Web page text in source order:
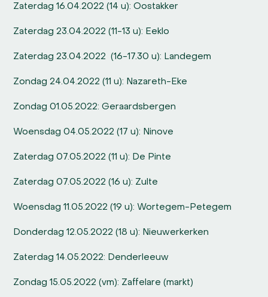
Zaterdag 16.04.2022 (14 u): Oostakker
Zaterdag 23.04.2022 (11-13 u): Eeklo
Zaterdag 23.04.2022 (16-17.30 u): Landegem
Zondag 24.04.2022 (11 u): Nazareth-Eke
Zondag 01.05.2022: Geraardsbergen
Woensdag 04.05.2022 (17 u): Ninove
Zaterdag 07.05.2022 (11 u): De Pinte
Zaterdag 07.05.2022 (16 u): Zulte
Woensdag 11.05.2022 (19 u): Wortegem-Petegem
Donderdag 12.05.2022 (18 u): Nieuwerkerken
Zaterdag 14.05.2022: Denderleeuw
Zondag 15.05.2022 (vm): Zaffelare (markt)